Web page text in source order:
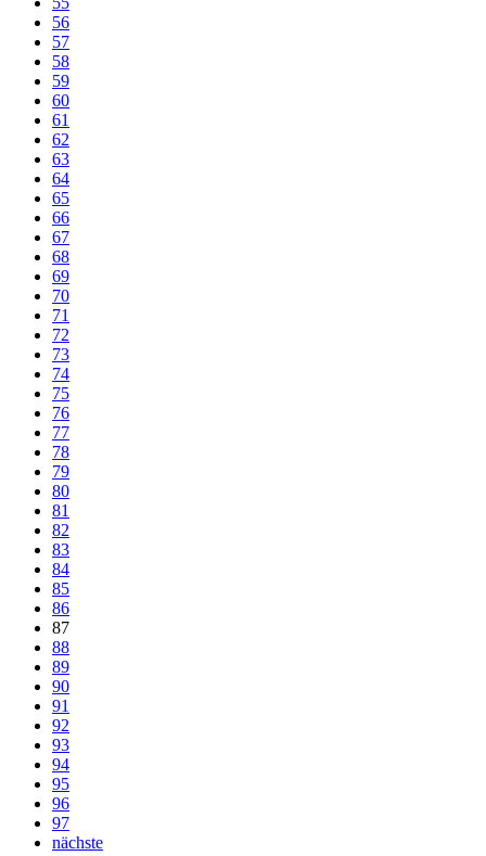
56
57
58
59
60
61
62
63
64
65
66
67
68
69
70
71
72
73
74
75
76
77
78
79
80
81
82
83
84
85
86
87
88
89
90
91
92
93
94
95
96
97
nächste